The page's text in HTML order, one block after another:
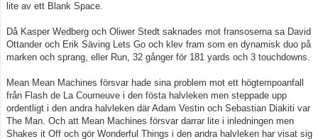
lite av ett Blank Space.
Då Kasper Wedberg och Oliwer Stedt saknades mot fransoserna sa David
Ottander och Erik Säving Lets Go och klev fram som en dynamisk duo på
marken och sprang, eller Run, 32 gånger för 181 yards och 3 touchdowns.
Mean Mean Machines försvar hade sina problem mot ett högtempoanfall
från Flash de La Courneuve i den fösta halvleken men steppade upp
ordentligt i den andra halvleken där Adam Vestin och Sebastian Diakiti var
The Man. Och att Mean Machines försvar darrar lite i inledningen men
Shakes it Off och gör Wonderful Things i den andra halvleken har visat sig